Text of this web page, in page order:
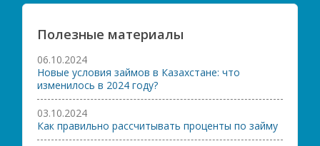
Полезные материалы
06.10.2024
Новые условия займов в Казахстане: что
изменилось в 2024 году?
03.10.2024
Как правильно рассчитывать проценты по займу